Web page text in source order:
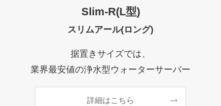
Slim-R(L型)
スリムアール(ロング)
据置きサイズでは、
業界最安値の浄水型ウォーターサーバー
詳細はこちら